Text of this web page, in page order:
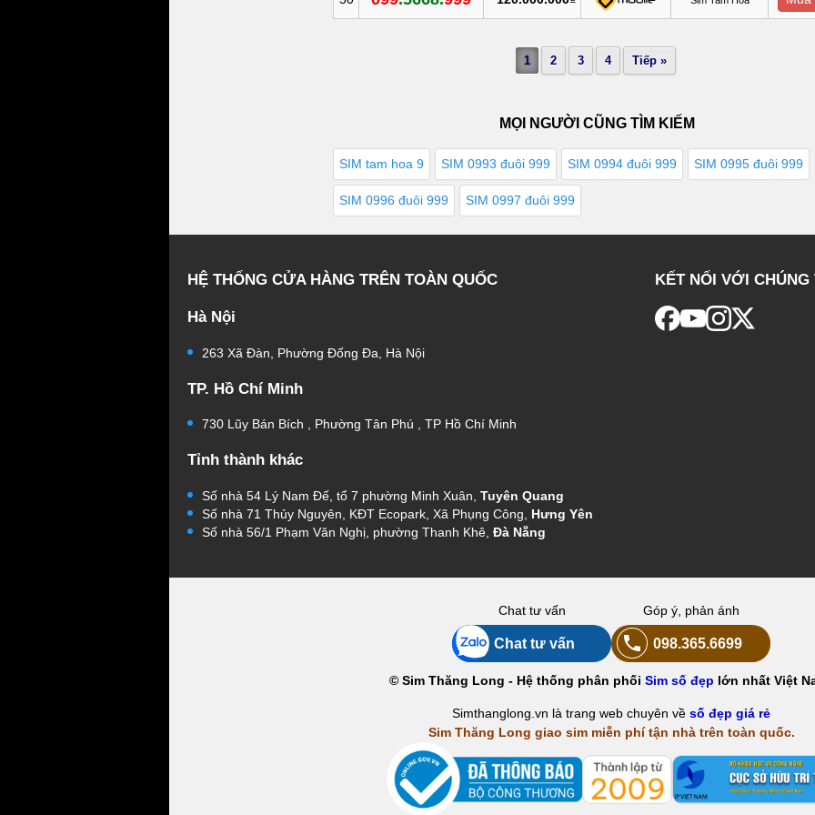
1 2 3 4 Tiếp »
MỌI NGƯỜI CŨNG TÌM KIẾM
SIM tam hoa 9 SIM 0993 đuôi 999 SIM 0994 đuôi 999 SIM 0995 đuôi 999
SIM 0996 đuôi 999 SIM 0997 đuôi 999
HỆ THỐNG CỬA HÀNG TRÊN TOÀN QUỐC
Hà Nội
263 Xã Đàn, Phường Đống Đa, Hà Nội
TP. Hồ Chí Minh
730 Lũy Bán Bích , Phường Tân Phú , TP Hồ Chí Minh
Tỉnh thành khác
Số nhà 54 Lý Nam Đế, tổ 7 phường Minh Xuân, Tuyên Quang
Số nhà 71 Thủy Nguyên, KĐT Ecopark, Xã Phụng Công, Hưng Yên
Số nhà 56/1 Phạm Văn Nghị, phường Thanh Khê, Đà Nẵng
KẾT NỐI VỚI CHÚNG
Chat tư vấn
Chat tư vấn
Góp ý, phản ánh
098.365.6699
© Sim Thăng Long - Hệ thống phân phối Sim số đẹp lớn nhất Việt
Simthanglong.vn là trang web chuyên về số đẹp giá rẻ
Sim Thăng Long giao sim miễn phí tận nhà trên toàn quốc.